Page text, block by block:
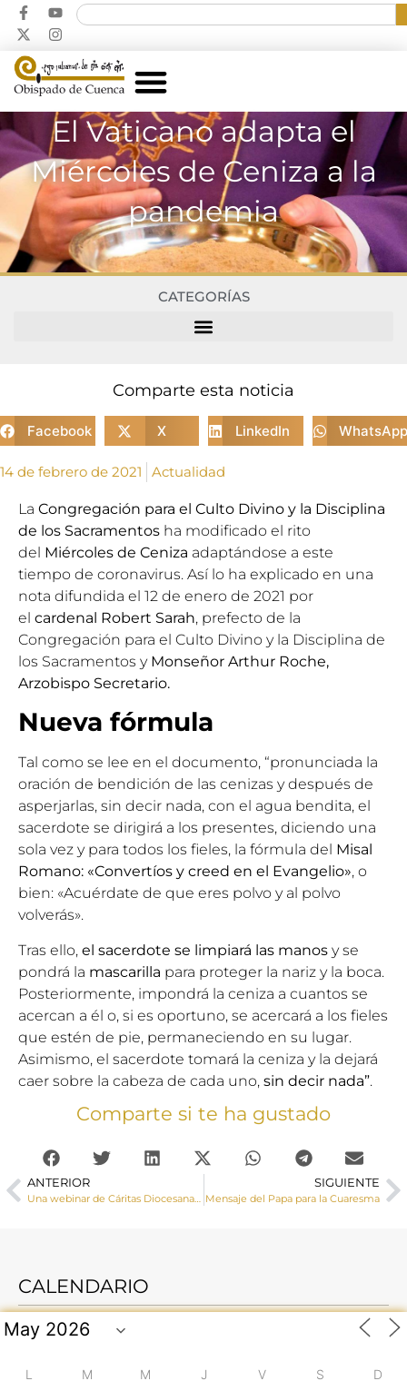
El Vaticano adapta el
Miércoles de Ceniza a la
pandemia
CATEGORÍAS
Comparte esta noticia
Facebook X LinkedIn WhatsApp
14 de febrero de 2021 Actualidad
La Congregación para el Culto Divino y la Disciplina
de los Sacramentos ha modificado el rito
del Miércoles de Ceniza adaptándose a este
tiempo de coronavirus. Así lo ha explicado en una
nota difundida el 12 de enero de 2021 por
el cardenal Robert Sarah, prefecto de la
Congregación para el Culto Divino y la Disciplina de
los Sacramentos y Monseñor Arthur Roche,
Arzobispo Secretario.
Nueva fórmula
Tal como se lee en el documento, “pronunciada la
oración de bendición de las cenizas y después de
asperjarlas, sin decir nada, con el agua bendita, el
sacerdote se dirigirá a los presentes, diciendo una
sola vez y para todos los fieles, la fórmula del Misal
Romano: «Convertíos y creed en el Evangelio», o
bien: «Acuérdate de que eres polvo y al polvo
volverás».
Tras ello, el sacerdote se limpiará las manos y se
pondrá la mascarilla para proteger la nariz y la boca.
Posteriormente, impondrá la ceniza a cuantos se
acercan a él o, si es oportuno, se acercará a los fieles
que estén de pie, permaneciendo en su lugar.
Asimismo, el sacerdote tomará la ceniza y la dejará
caer sobre la cabeza de cada uno, sin decir nada”.
Comparte si te ha gustado
ANTERIOR
Una webinar de Cáritas Diocesana de Cuenca trata el derecho a la alimentación y el objetivo de desarrollo sostenible “hambre cero”
SIGUIENTE
Mensaje del Papa para la Cuaresma
CALENDARIO
L M M J V S D